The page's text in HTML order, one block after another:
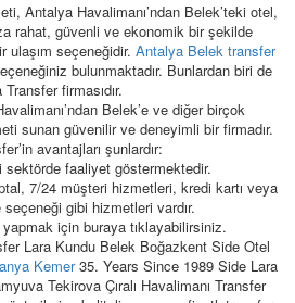
Antalya Havalimanı’ndan Belek’teki otel,
rahat, güvenli ve ekonomik bir şekilde
ulaşım seçeneğidir. Antalya Belek transfer
bulunmaktadır. Bunlardan biri de
Transfer firmasıdır.
Belek’e ve diğer birçok
sunan güvenilir ve deneyimli bir firmadır.
avantajları şunlardır:
sektörde faaliyet göstermektedir.
7/24 müşteri hizmetleri, kredi kartı veya
gibi hizmetleri vardır.
için buraya tıklayabilirsiniz.
Lara Kundu Belek Boğazkent Side Otel
Kemer35. Years Since 1989 Side Lara
Tekirova Çıralı Havalimanı Transfer